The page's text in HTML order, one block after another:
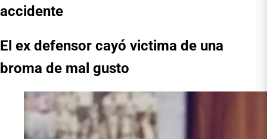
accidente
El ex defensor cayó victima de una
broma de mal gusto